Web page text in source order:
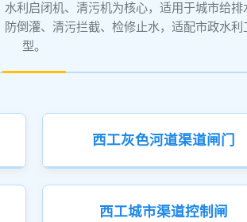
利启闭机、清污机为核心，适用于城市给排
倒灌、清污拦截、检修止水，适配市政水
型。
西工灰色河道渠道闸门
西工城市渠道控制闸